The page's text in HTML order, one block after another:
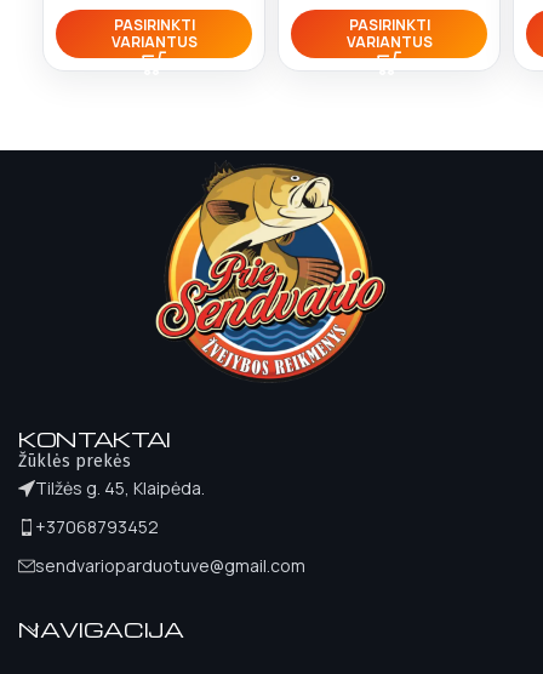
PASIRINKTI
VARIANTUS
PASIRINKTI
VARIANTUS
KONTAKTAI
Žūklės prekės
Tilžės g. 45, Klaipėda.
+37068793452
sendvarioparduotuve@gmail.com
NAVIGACIJA